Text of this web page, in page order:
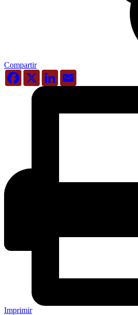
Compartir
Facebook
X LinkedIn
Imprimir